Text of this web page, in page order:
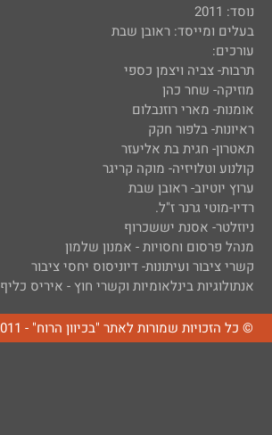
נוסד: 2011
בעלים ומייסד: ראובן שבת
עורכים:
תרבות- צביה ויצמן כספי
מוזיקה- שחר כהן
אומנות- מארי רוזנבלום
ראיונות- בלפור חקק
תאטרון- חגית בת אליעזר
קולנוע וטלויזיה- מוקה קריגר
ערוץ יוטיוב- ראובן שבת
רדיו-מוטי גרנר ז"ל.
ניוזלטר- אסנת יששכרוף
מנהל פרסום וחסויות - אמנון שלמון
קשרי ציבור ועיתונות- דיוניסוס יחסי ציבור
אנתולוגיות בינלאומיות וקשרי חוץ - איריס כליף
© כל הזכויות שמורות לאתר "בכיוון הרוח" - 2011 טל: 050-8517840